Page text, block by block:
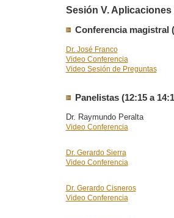
Sesión V.
Conferencia magistral
Dr. José Franco
Video Conferencia
Video Sesión de Preguntas
Panelistas (12:15 a
Dr. Raymundo Peralta
Video Conferencia
Dr. Gerardo Sierra
Video Conferencia
Dr. Gerardo Cisneros
Video Conferencia